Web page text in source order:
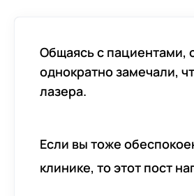
ИОЛ в
Общаясь с пациентами,
однократно замечали,
лазера.
Если вы тоже
клинике, то этот пост